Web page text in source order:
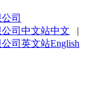
中文 |
English